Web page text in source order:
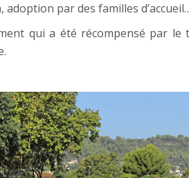
adoption par des familles
qui a été récompensé par